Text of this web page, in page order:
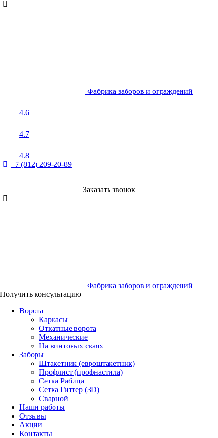
Фабрика заборов и ограждений
4.6
4.7
4.8
+7 (812) 209-20-89
Заказать звонок
Фабрика заборов и ограждений
Получить консультацию
Ворота
Каркасы
Откатные ворота
Механические
На винтовых сваях
Заборы
Штакетник (евроштакетник)
Профлист (профнастила)
Сетка Рабица
Сетка Гиттер (3D)
Сварной
Наши работы
Отзывы
Акции
Контакты